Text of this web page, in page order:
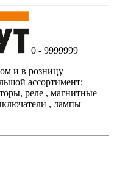
0 - 9999999
и в розницу
ассортимент:
реле , магнитные
, лампы